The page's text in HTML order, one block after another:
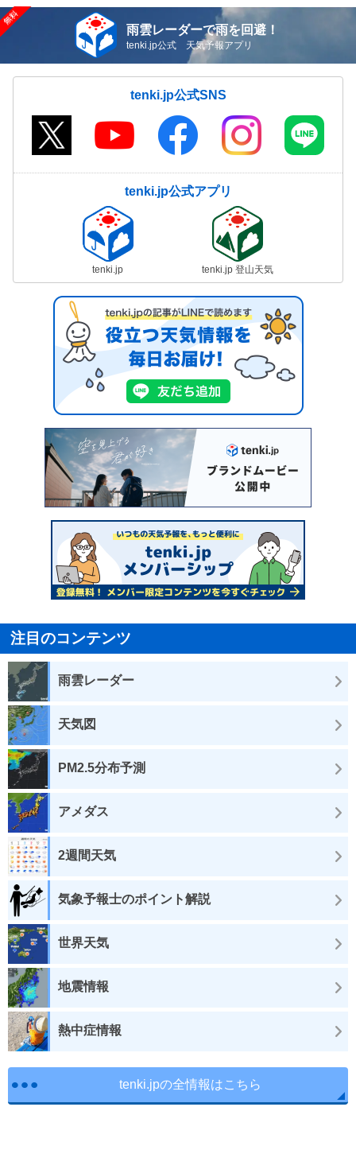
雨雲レーダーで雨を回避！
tenki.jp公式 天気予報アプリ
tenki.jp公式SNS
tenki.jp公式アプリ
tenki.jp tenki.jp 登山天気
注目のコンテンツ
雨雲レーダー
天気図
PM2.5分布予測
アメダス
2週間天気
気象予報士のポイント解説
世界天気
地震情報
熱中症情報
tenki.jpの全情報はこちら